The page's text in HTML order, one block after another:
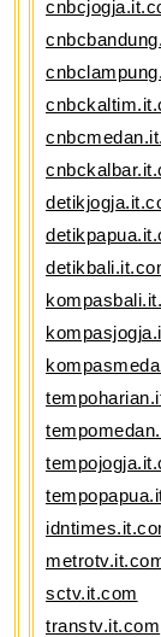
sctv.it.com
transtv.it.com